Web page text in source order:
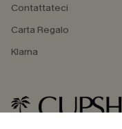
Contattateci
Carta Regalo
Klarna